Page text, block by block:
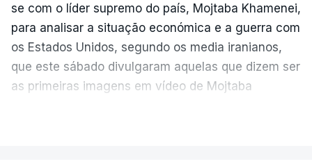
se com o líder supremo do país, Mojtaba Khamenei,
para analisar a situação económica e a guerra com
os Estados Unidos, segundo os media iranianos,
que este sábado divulgaram aquelas que dizem ser
as primeiras imagens em vídeo de Mojtaba